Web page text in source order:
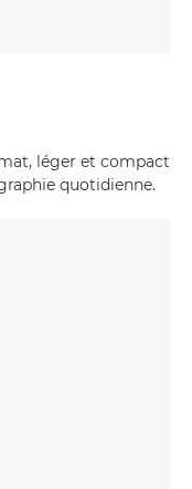
léger et compact
quotidienne.